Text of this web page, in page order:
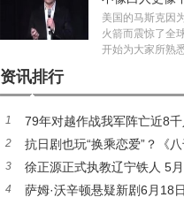
美国的马斯克因
火箭而震惊了全
开始为大家所熟
资讯排行
1
79年对越作战我军阵亡近8
类，白色的不发放抚恤金
2
抗日剧也玩“换乘恋爱”？《
如潮，剧情让人瞠目结舌
3
徐正源正式执教辽宁铁人 5
阵旧部
4
萨姆·沃辛顿悬疑新剧6月18